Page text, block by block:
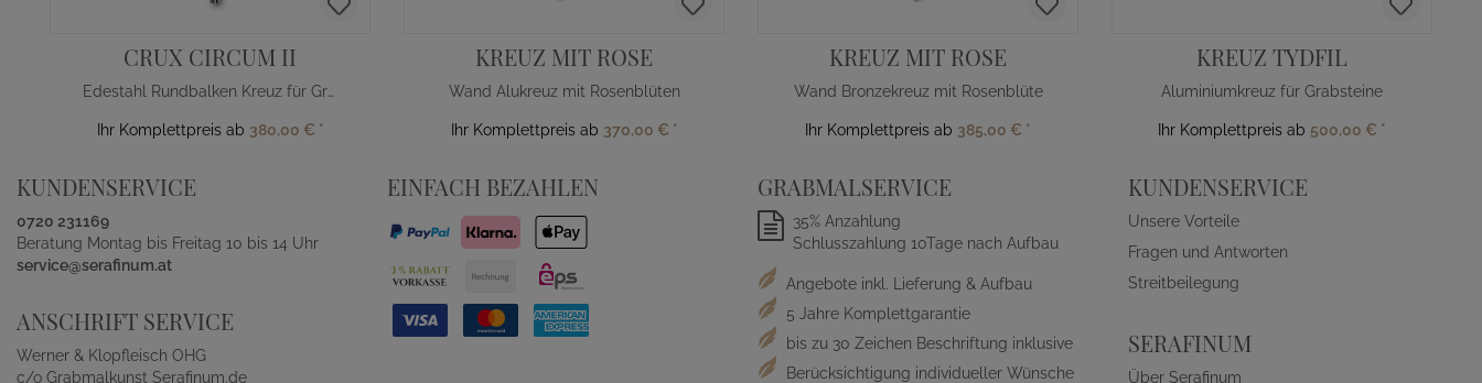
CRUX CIRCUM II
Edestahl Rundbalken Kreuz für Grab
Ihr Komplettpreis ab 380,00 € *
KREUZ MIT ROSE
Wand Alukreuz mit Rosenblüten
Ihr Komplettpreis ab 370,00 € *
KREUZ MIT ROSE
Wand Bronzekreuz mit Rosenblüte
Ihr Komplettpreis ab 385,00 € *
KREUZ TYDFIL
Aluminiumkreuz für Grabsteine
Ihr Komplettpreis ab 500,00 € *
KUNDENSERVICE
0720 231169
Beratung Montag bis Freitag 10 bis 14 Uhr
service@serafinum.at
ANSCHRIFT SERVICE
Werner & Klopfleisch OHG
c/o Grabmalkunst Serafinum.de
EINFACH BEZAHLEN GRABMALSERVICE
35% Anzahlung
Schlusszahlung 10Tage nach Aufbau
Angebote inkl. Lieferung & Aufbau
5 Jahre Komplettgarantie
bis zu 30 Zeichen Beschriftung inklusive
Berücksichtigung individueller Wünsche
KUNDENSERVICE
Unsere Vorteile
Fragen und Antworten
Streitbeilegung
SERAFINUM
Über Serafinum